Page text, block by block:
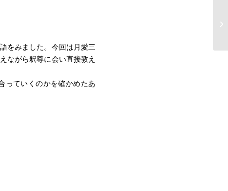
をみました。今回は月愛三
ながら釈尊に会い直接教え
っていくのかを確かめたあ